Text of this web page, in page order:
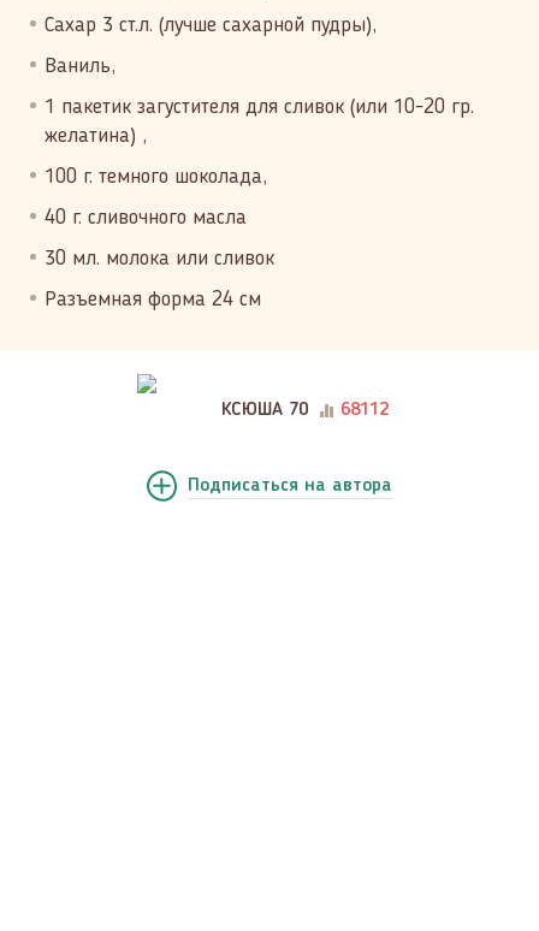
Сахар 3 ст.л. (лучше сахарной пудры),
Ваниль,
1 пакетик загустителя для сливок (или 10-20 гр.
желатина) ,
100 г. темного шоколада,
40 г. сливочного масла
30 мл. молока или сливок
Разъемная форма 24 см
КСЮША 70 68112
Подписаться на автора